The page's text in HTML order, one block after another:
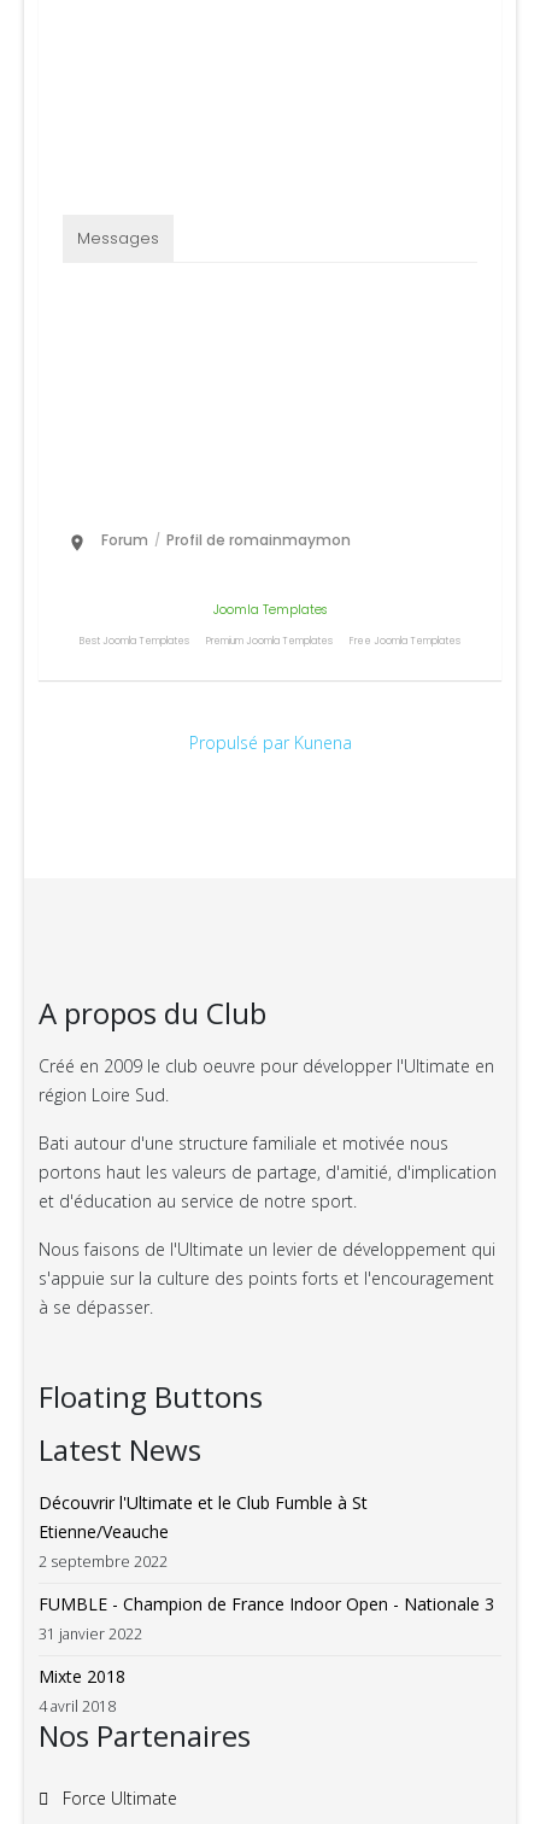
Messages
Forum / Profil de romainmaymon
Joomla Templates
Best Joomla Templates Premium Joomla Templates Free Joomla Templates
Propulsé par Kunena
A propos du Club
Créé en 2009 le club oeuvre pour développer l'Ultimate en
région Loire Sud.
Bati autour d'une structure familiale et motivée nous
portons haut les valeurs de partage, d'amitié, d'implication
et d'éducation au service de notre sport.
Nous faisons de l'Ultimate un levier de développement qui
s'appuie sur la culture des points forts et l'encouragement
à se dépasser.
Floating Buttons
Latest News
Découvrir l'Ultimate et le Club Fumble à St
Etienne/Veauche
2 septembre 2022
FUMBLE - Champion de France Indoor Open - Nationale 3
31 janvier 2022
Mixte 2018
4 avril 2018
Nos Partenaires
Force Ultimate